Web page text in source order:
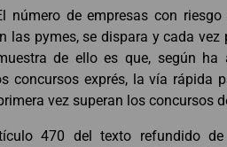
número de empresas con
las pymes, se dispara y cada
de ello es que, según ha
concursos exprés, la vía rápida
vez superan los concursos
470 del texto refundido